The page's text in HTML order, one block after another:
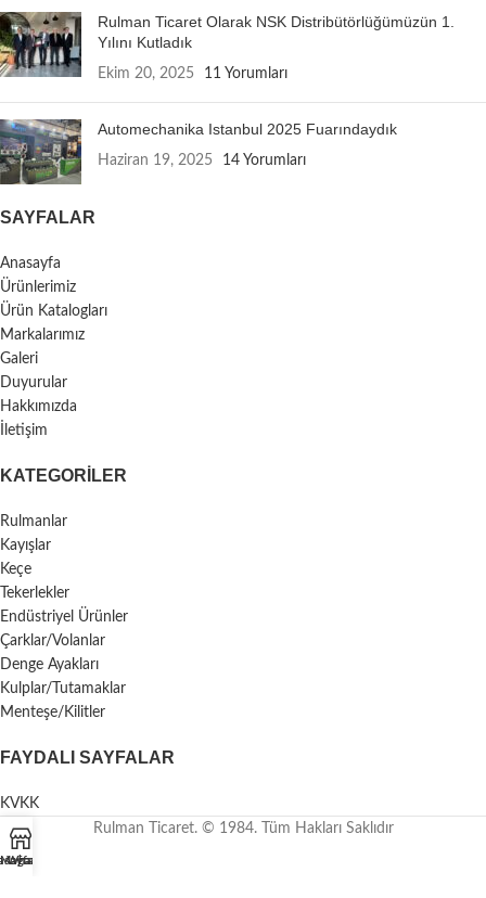
Rulman Ticaret Olarak NSK Distribütörlüğümüzün 1.
Yılını Kutladık
Ekim 20, 2025 11 Yorumları
Automechanika Istanbul 2025 Fuarındaydık
Haziran 19, 2025 14 Yorumları
SAYFALAR
Anasayfa
Ürünlerimiz
Ürün Katalogları
Markalarımız
Galeri
Duyurular
Hakkımızda
İletişim
KATEGORILER
Rulmanlar
Kayışlar
Keçe
Tekerlekler
Endüstriyel Ürünler
Çarklar/Volanlar
Denge Ayakları
Kulplar/Tutamaklar
Menteşe/Kilitler
FAYDALI SAYFALAR
KVKK
Rulman Ticaret. © 1984. Tüm Hakları Saklıdır
Mağaza
Whatsapp